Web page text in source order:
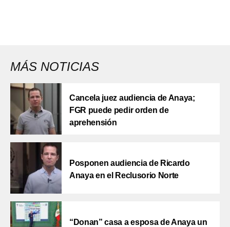
MÁS NOTICIAS
Cancela juez audiencia de Anaya;
FGR puede pedir orden de
aprehensión
Posponen audiencia de Ricardo
Anaya en el Reclusorio Norte
“Donan” casa a esposa de Anaya un